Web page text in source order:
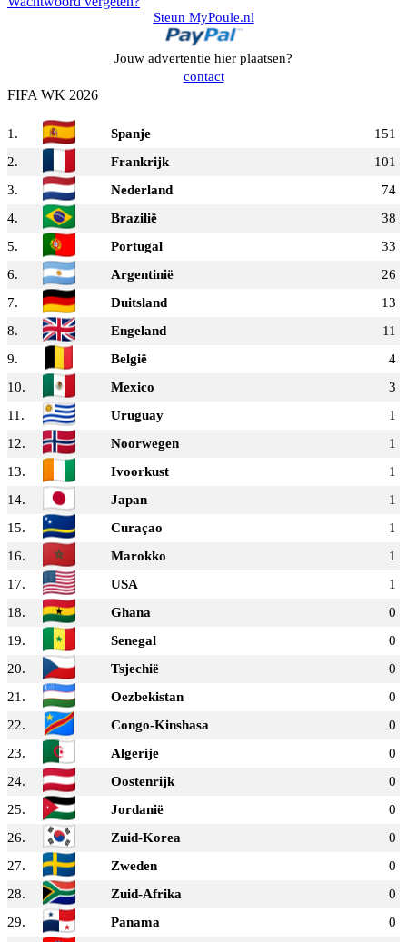
Steun MyPoule.nl
Jouw advertentie hier plaatsen?
contact
FIFA WK 2026
1. Spanje
151
2.
Frankrijk
101
3.
Nederland
74
4.
Brazilië
38
5.
Portugal
33
6.
Argentinië
26
7.
Duitsland
13
8.
Engeland
11
9.
België
4
10.
Mexico
3
11.
Uruguay
1
12.
Noorwegen
1
13.
Ivoorkust
1
14.
Japan
1
15.
Curaçao
1
16.
Marokko
1
17.
USA
1
18.
Ghana
0
19.
Senegal
0
20.
Tsjechië
0
21.
Oezbekistan
0
22.
Congo-Kinshasa
0
23.
Algerije
0
24.
Oostenrijk
0
25.
Jordanië
0
26.
Zuid-Korea
0
27.
Zweden
0
28.
Zuid-Afrika
0
29.
Panama
0